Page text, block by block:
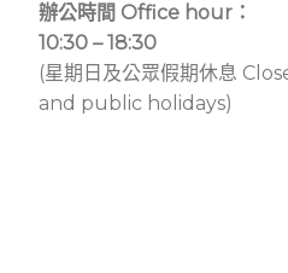
辦公時間 Office hour：
10:30 – 18:30
(星期日及公眾假期休息
and public holidays)